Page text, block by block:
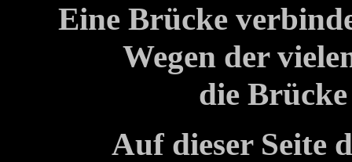
Eine Brücke
Wegen der
die Brücke
Auf dieser Seite